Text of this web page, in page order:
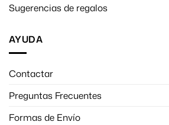
Sugerencias de regalos
AYUDA
Contactar
Preguntas Frecuentes
Formas de Envío